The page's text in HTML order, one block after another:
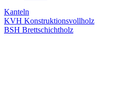
Kanteln
KVH Konstruktionsvollholz
BSH Brettschichtholz